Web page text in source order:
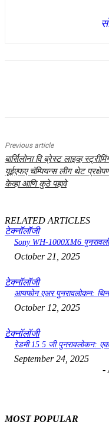
Previous article
बार्सिलोना वि ब्रेस्ट लाइव्ह
यूईएफए चॅम्पियन्स लीग थेट
केव्हा आणि कुठे पहावे
RELATED ARTICLES
टेक्नॉलॉजी
Sony WH-1000XM6
October 21, 2025
टेक्नॉलॉजी
आयफोन एअर पुनरावलोकन:
October 12, 2025
टेक्नॉलॉजी
रेडमी 15 5 जी पुनरावलोकन:
September 24, 2025
-
MOST POPULAR